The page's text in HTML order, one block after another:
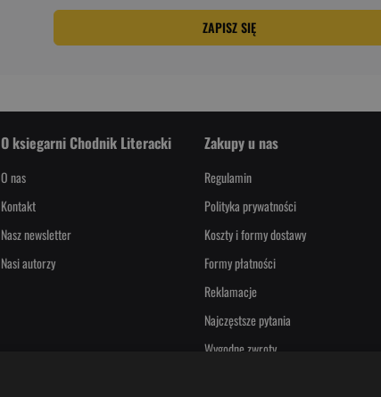
ZAPISZ SIĘ
O ksiegarni Chodnik Literacki
O nas
Kontakt
Nasz newsletter
Nasi autorzy
Zakupy u nas
Regulamin
Polityka prywatności
Koszty i formy dostawy
Formy płatności
Reklamacje
Najczęstsze pytania
Wygodne zwroty